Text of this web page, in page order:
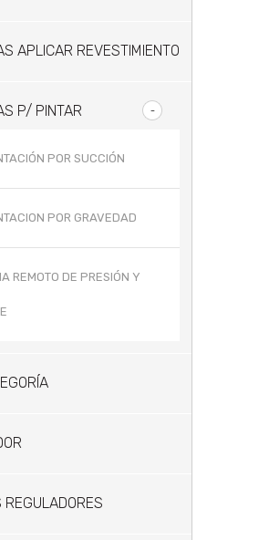
APLICAR REVESTIMIENTO
P/ PINTAR
POR SUCCIÓN
POR GRAVEDAD
REMOTO DE PRESIÓN Y
REGULADORES